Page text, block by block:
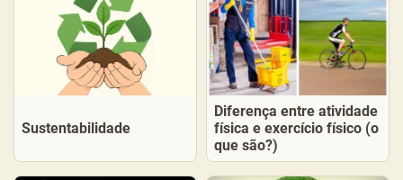
Sustentabilidade
Diferença entre atividade
física e exercício físico (o
que são?)